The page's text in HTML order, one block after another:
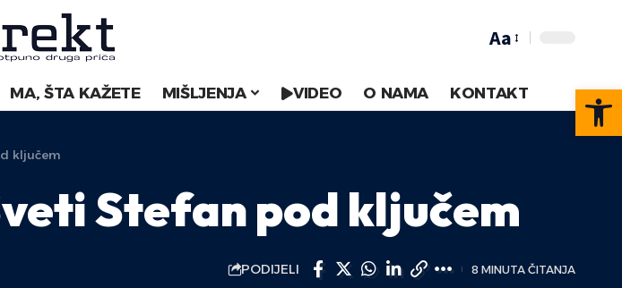
Aa
MA, ŠTA KAŽETE MIŠLJENJA VIDEO O NAMA KONTAKT
ključem
Stefan pod ključem
PODIJELI 8 MINUTA ČITANJA